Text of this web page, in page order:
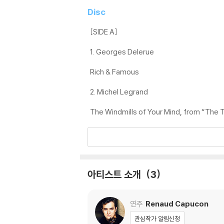
재생이 불안정한 경우 스태빌라이저를 사용하
는 전용 제품 등을 이용하여 센터 홀을 조정하시
가능합니다
아래에 해당하는 경우는 불량이 아니므로 개봉
2) 컬러 디스크의 특성상 제작 공정시 앨범마다
3) 컬러 디스크는 제작 과정에서 다른 색상 염
관련 사진과 동영상 및 재생 기기 모델명을 첨부
Disc
[SIDE A]
1. Georges Delerue
Rich & Famous
2. Michel Legrand
The Windmills of Your Mind, from “The
아티스트 소개 3
연주 Renaud Capucon
관심작가 알림신청